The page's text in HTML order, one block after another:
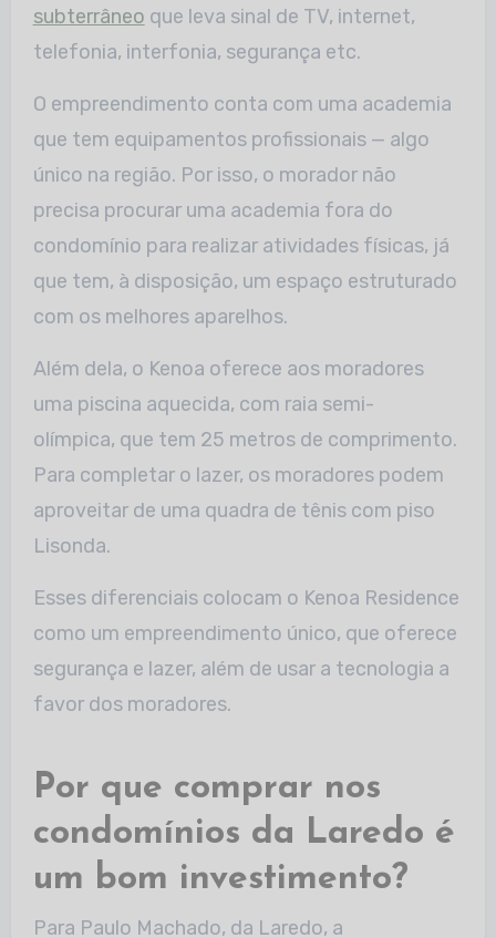
subterrâneo que leva sinal de TV, internet,
telefonia, interfonia, segurança etc.
O empreendimento conta com uma academia
que tem equipamentos profissionais — algo
único na região. Por isso, o morador não
precisa procurar uma academia fora do
condomínio para realizar atividades físicas, já
que tem, à disposição, um espaço estruturado
com os melhores aparelhos.
Além dela, o Kenoa oferece aos moradores
uma piscina aquecida, com raia semi-
olímpica, que tem 25 metros de comprimento.
Para completar o lazer, os moradores podem
aproveitar de uma quadra de tênis com piso
Lisonda.
Esses diferenciais colocam o Kenoa Residence
como um empreendimento único, que oferece
segurança e lazer, além de usar a tecnologia a
favor dos moradores.
Por que comprar nos
condomínios da Laredo é
um bom investimento?
Para Paulo Machado, da Laredo, a